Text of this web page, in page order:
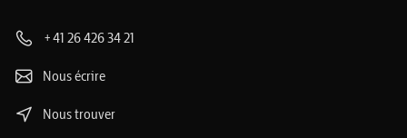
+41 26 426 34 21
Nous écrire
Nous trouver